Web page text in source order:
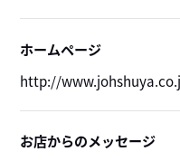
ホームページ
http://
お店からのメッセージ